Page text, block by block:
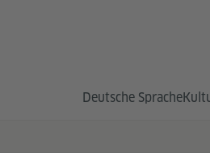
Deutsche Sprache